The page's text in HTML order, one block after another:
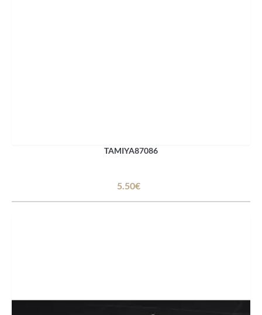
TAMIYA87086
5.50€